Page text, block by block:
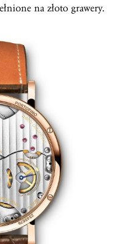
na złoto grawery.